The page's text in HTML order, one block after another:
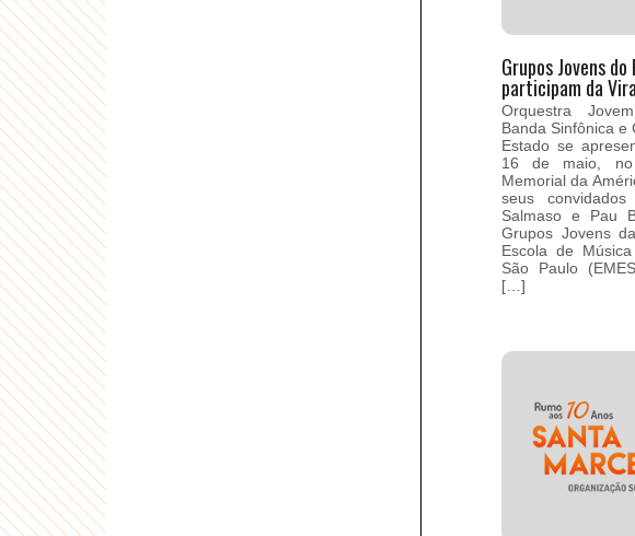
Grupos Jovens do
participam da
Orquestra
Banda Sinfônica e
Estado se
16 de maio,
Memorial da
seus
Salmaso e Pau
Grupos Jovens
Escola de
São Paulo
[…]